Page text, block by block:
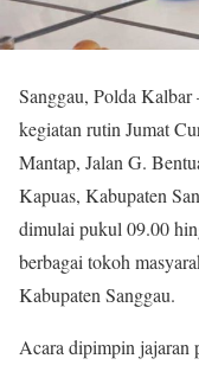
Sanggau, Polda Kalbar
kegiatan rutin Jumat
Mantap, Jalan G.
Kapuas, Kabupaten
dimulai pukul 09.00
berbagai tokoh
Kabupaten Sanggau.
Acara dipimpin jajaran